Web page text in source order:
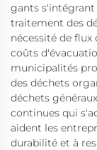
gants s'intégrant
traitement des
nécessité de
coûts
municipalités
des déchets
déchets
continues qui
aident les
durabilité et à